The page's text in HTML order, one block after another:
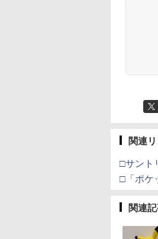
関連
□サント
□「ポケ
関連